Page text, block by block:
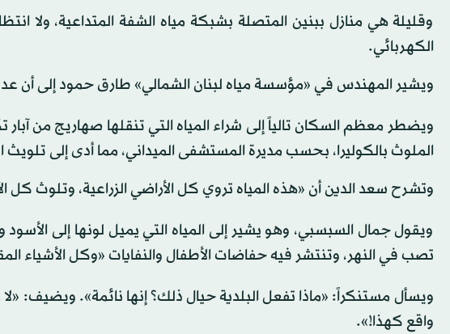
وقليلة هي منازل ببنين المتصلة بشبكة مياه الشفة المتداعية، ولا
الكهربائي.
ويشير المهندس في «مؤسسة مياه لبنان الشمالي» طارق حمود إلى أن عدد
ويضطر معظم السكان تالياً إلى شراء المياه التي تنقلها صهاريج من آبار
الملوث بالكوليرا، بحسب مديرة المستشفى الميداني، مما أدى إلى تلويث
وتشرح سعد الدين أن «هذه المياه تروي كل الأراضي الزراعية، وتلوث كل
ويقول جمال السبسبي، وهو يشير إلى المياه التي يميل لونها إلى الأسود
تصب في النهر، وتنتشر فيه حفاضات الأطفال والنفايات «وكل الأشياء
ويسأل مستنكراً: «ماذا تفعل البلدية حيال ذلك؟ إنها نائمة». ويضيف:
واقع كهذا!».